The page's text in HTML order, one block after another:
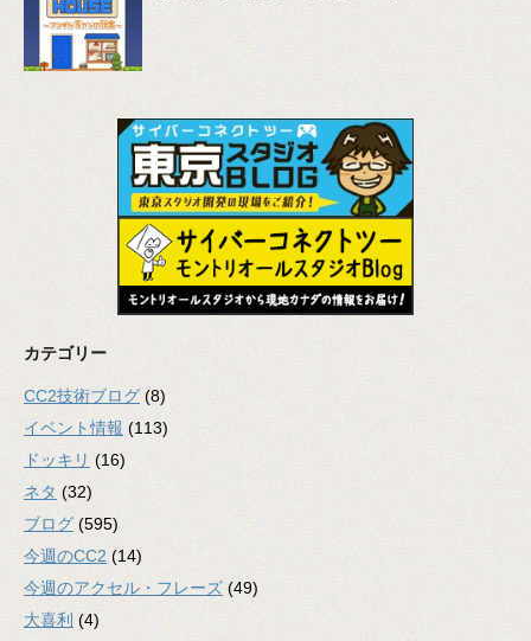
カテゴリー
CC2技術ブログ (8)
イベント情報 (113)
ドッキリ (16)
ネタ (32)
ブログ (595)
今週のCC2 (14)
今週のアクセル・フレーズ (49)
大喜利 (4)